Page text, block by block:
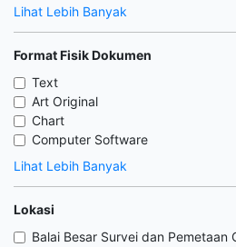
Lihat Lebih Banyak
Format Fisik Dokumen
Text
Art Original
Chart
Computer Software
Lihat Lebih Banyak
Lokasi
Balai Besar Survei dan Pemetaan